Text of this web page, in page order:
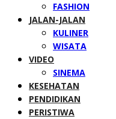
FASHION
JALAN-JALAN
KULINER
WISATA
VIDEO
SINEMA
KESEHATAN
PENDIDIKAN
PERISTIWA